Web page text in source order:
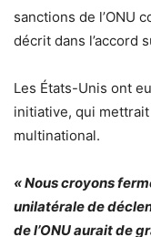
sanctions de l’ONU
décrit dans l’accord
Les États-Unis ont
initiative, qui
multinational.
« Nous croyons
unilatérale de
de l’ONU aurait de